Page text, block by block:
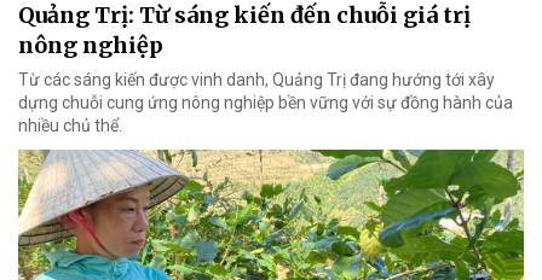
Quảng Trị: Từ sáng kiến đến chuỗi giá trị
nông nghiệp
Từ các sáng kiến được vinh danh, Quảng Trị đang hướng tới xây
dựng chuỗi cung ứng nông nghiệp bền vững với sự đồng hành của
nhiều chủ thể.